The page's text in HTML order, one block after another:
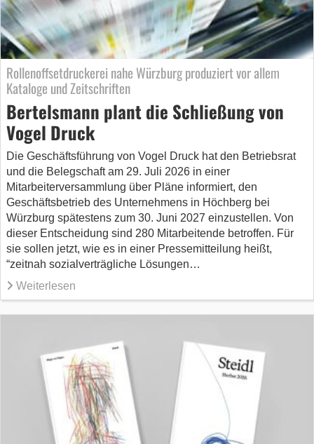
Rollenoffsetdruckerei nahe Würzburg produziert vor allem
Kataloge und Zeitschriften
Bertelsmann plant die Schließung von
Vogel Druck
Die Geschäftsführung von Vogel Druck hat den Betriebsrat
und die Belegschaft am 29. Juli 2026 in einer
Mitarbeiterversammlung über Pläne informiert, den
Geschäftsbetrieb des Unternehmens in Höchberg bei
Würzburg spätestens zum 30. Juni 2027 einzustellen. Von
dieser Entscheidung sind 280 Mitarbeitende betroffen. Für
sie sollen jetzt, wie es in einer Pressemitteilung heißt,
“zeitnah sozialverträgliche Lösungen…
Weiterlesen